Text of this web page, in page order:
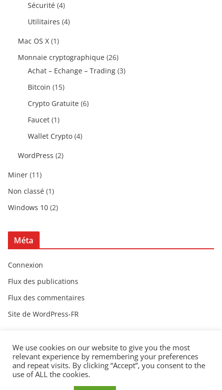
Sécurité (4)
Utilitaires (4)
Mac OS X (1)
Monnaie cryptographique (26)
Achat – Echange – Trading (3)
Bitcoin (15)
Crypto Gratuite (6)
Faucet (1)
Wallet Crypto (4)
WordPress (2)
Miner (11)
Non classé (1)
Windows 10 (2)
Méta
Connexion
Flux des publications
Flux des commentaires
Site de WordPress-FR
Copyright © 2026Shuto.fr
We use cookies on our website to give you the most
relevant experience by remembering your preferences
and repeat visits. By clicking “Accept”, you consent to the
use of ALL the cookies.